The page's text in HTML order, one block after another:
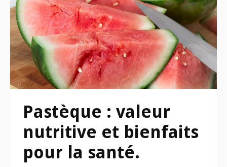
Pastèque : valeur
nutritive et bienfaits
pour la santé.